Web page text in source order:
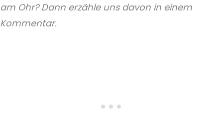
am Ohr? Dann erzähle uns davon in einem
Kommentar.